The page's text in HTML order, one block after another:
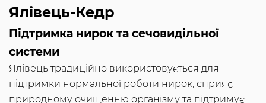
Ялівець-Кедр
Підтримка нирок та сечовидільної
системи
Ялівець традиційно використовується для
підтримки нормальної роботи нирок, сприяє
природному очищенню організму та підтримує